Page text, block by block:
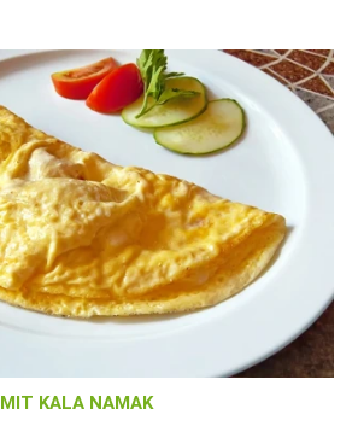
KALA NAMAK